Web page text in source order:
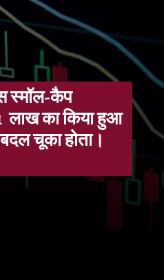
स्मॉल-कैप
लाख का किया हुआ
चूका होता।